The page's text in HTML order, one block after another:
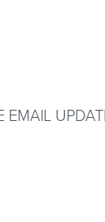
EMAIL